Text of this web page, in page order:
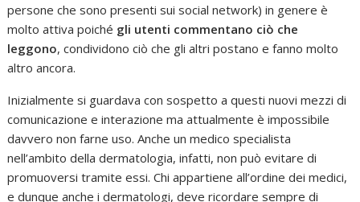
persone che sono presenti sui social network) in genere è
molto attiva poiché gli utenti commentano ciò che
leggono, condividono ciò che gli altri postano e fanno molto
altro ancora.
Inizialmente si guardava con sospetto a questi nuovi mezzi di
comunicazione e interazione ma attualmente è impossibile
davvero non farne uso. Anche un medico specialista
nell’ambito della dermatologia, infatti, non può evitare di
promuoversi tramite essi. Chi appartiene all’ordine dei medici,
e dunque anche i dermatologi, deve ricordare sempre di